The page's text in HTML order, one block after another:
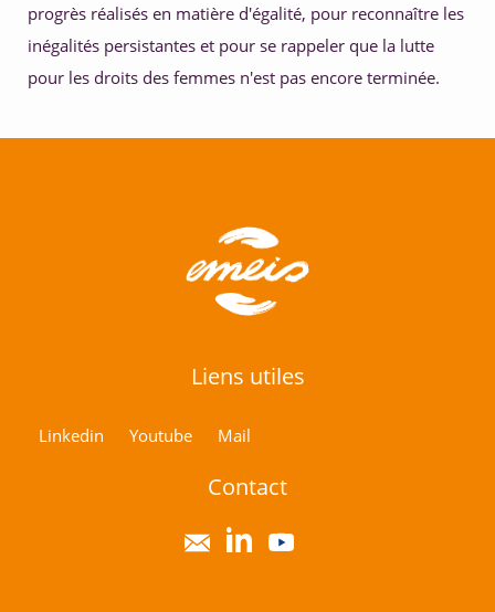
progrès réalisés en matière d'égalité, pour reconnaître les
inégalités persistantes et pour se rappeler que la lutte
pour les droits des femmes n'est pas encore terminée.
Liens utiles
Linkedin Youtube Mail
Contact